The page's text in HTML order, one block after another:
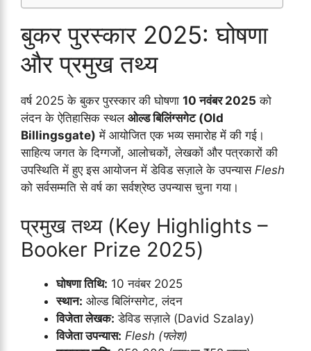
बुकर पुरस्कार 2025: घोषणा
और प्रमुख तथ्य
वर्ष 2025 के बुकर पुरस्कार की घोषणा 10 नवंबर 2025 को
लंदन के ऐतिहासिक स्थल ओल्ड बिलिंग्सगेट (Old
Billingsgate) में आयोजित एक भव्य समारोह में की गई।
साहित्य जगत के दिग्गजों, आलोचकों, लेखकों और पत्रकारों की
उपस्थिति में हुए इस आयोजन में डेविड सज़ाले के उपन्यास Flesh
को सर्वसम्मति से वर्ष का सर्वश्रेष्ठ उपन्यास चुना गया।
प्रमुख तथ्य (Key Highlights –
Booker Prize 2025)
घोषणा तिथि: 10 नवंबर 2025
स्थान: ओल्ड बिलिंग्सगेट, लंदन
विजेता लेखक: डेविड सज़ाले (David Szalay)
विजेता उपन्यास: Flesh (फ्लेश)